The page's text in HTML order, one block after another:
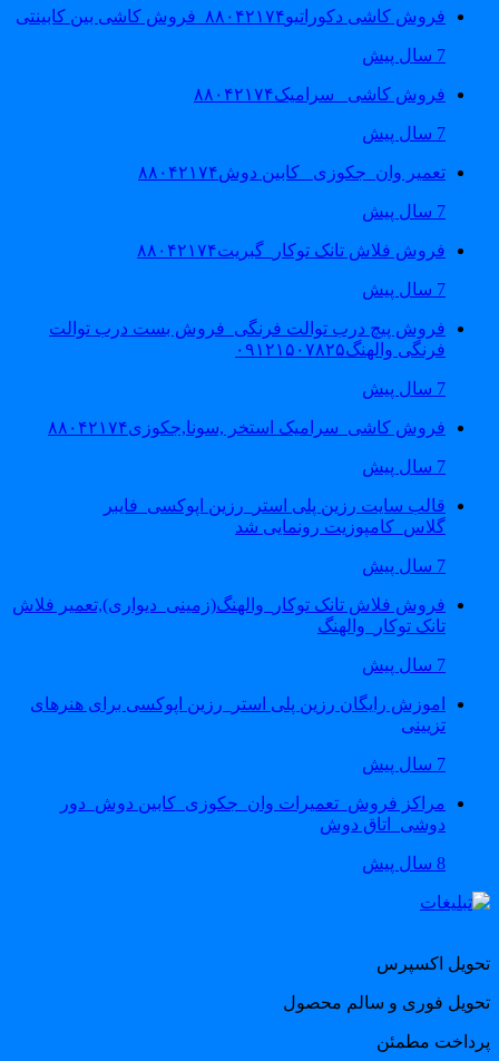
فروش کاشی دکوراتیو۸۸۰۴۲۱۷۴_فروش کاشی بین کابینتی
فروش کاشی _سرامیک۸۸۰۴۲۱۷۴
تعمیر وان_جکوزی_ کابین دوش۸۸۰۴۲۱۷۴
فروش فلاش تانک توکار_گبریت۸۸۰۴۲۱۷۴
فروش پیچ درب توالت فرنگی_فروش بست درب توالت
فرنگی والهنگ۰۹۱۲۱۵۰۷۸۲۵
فروش کاشی_سرامیک استخر ,سونا,جکوزی۸۸۰۴۲۱۷۴
قالب سایت رزین پلی استر_رزین اپوکسی_فایبر
گلاس_کامپوزیت رونمایی شد
فروش فلاش تانک توکار_والهنگ(زمینی_دیواری),تعمیر فلاش
تانک توکار_والهنگ
اموزش رایگان رزین پلی استر_رزین اپوکسی برای هنرهای
تزیینی
مراکز فروش_تعمیرات وان_جکوزی_کابین دوش_دور
دوشی_اتاق دوش
اکسپرس
فوری و سالم محصول
مطمئن